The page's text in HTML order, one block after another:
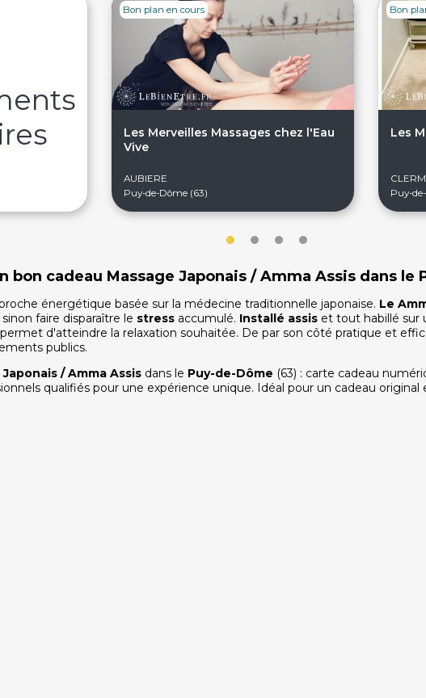
Les Merveilles Massages chez l'Eau
Vive
AUBIERE
Puy-de-Dôme (63)
Bon plan en cours
Les
Puy-
Bon
bon cadeau Massage Japonais / Amma Assis dans le
énergétique basée sur la médecine traditionnelle japonaise. Le
faire disparaître le stress accumulé. Installé assis et tout habillé sur
d'atteindre la relaxation souhaitée. De par son côté pratique et
publics.
Japonais / Amma Assis dans le Puy-de-Dôme (63) : carte cadeau
qualifiés pour une expérience unique. Idéal pour un cadeau original